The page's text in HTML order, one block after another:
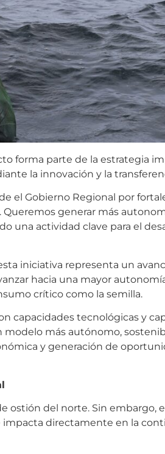
forma parte de la estrategia
la innovación y la
el Gobierno Regional por
generar más
una actividad clave para el
iniciativa representa un
hacia una mayor
crítico como la semilla.
capacidades tecnológicas y
más autónomo,
y generación de
ostión del norte. Sin embargo,
directamente en la